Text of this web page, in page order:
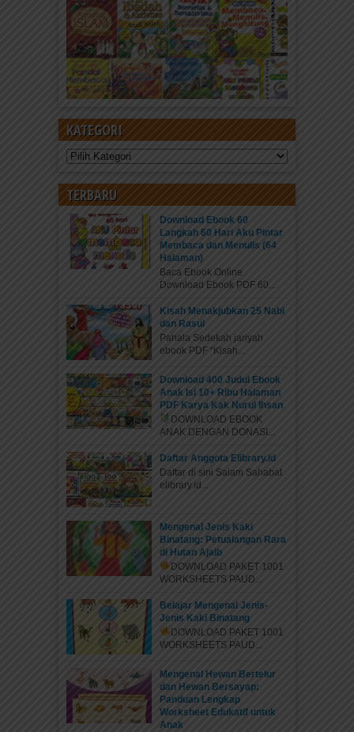
KATEGORI
Kategori
TERBARU
Download Ebook 60
Langkah 60 Hari Aku Pintar
Membaca dan Menulis (64
Halaman)
Baca Ebook Online
Download Ebook PDF 60...
Kisah Menakjubkan 25 Nabi
dan Rasul
Pahala Sedekah jariyah
ebook PDF “Kisah...
Download 400 Judul Ebook
Anak Isi 10+ Ribu Halaman
PDF Karya Kak Nurul Ihsan
DOWNLOAD EBOOK
ANAK DENGAN DONASI...
Daftar Anggota Elibrary.id
Daftar di sini Salam Sahabat
elibrary.id...
Mengenal Jenis Kaki
Binatang: Petualangan Rara
di Hutan Ajaib
DOWNLOAD PAKET 1001
WORKSHEETS PAUD...
Belajar Mengenal Jenis-
Jenis Kaki Binatang
DOWNLOAD PAKET 1001
WORKSHEETS PAUD...
Mengenal Hewan Bertelur
dan Hewan Bersayap:
Panduan Lengkap
Worksheet Edukatif untuk
Anak